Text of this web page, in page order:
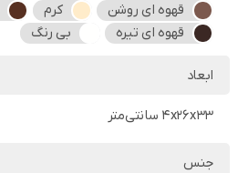
قهوه ای روشن کرم
قهوه ای تیره
بی رنگ
ابعاد
4x26x33 سانتی‌متر
جنس